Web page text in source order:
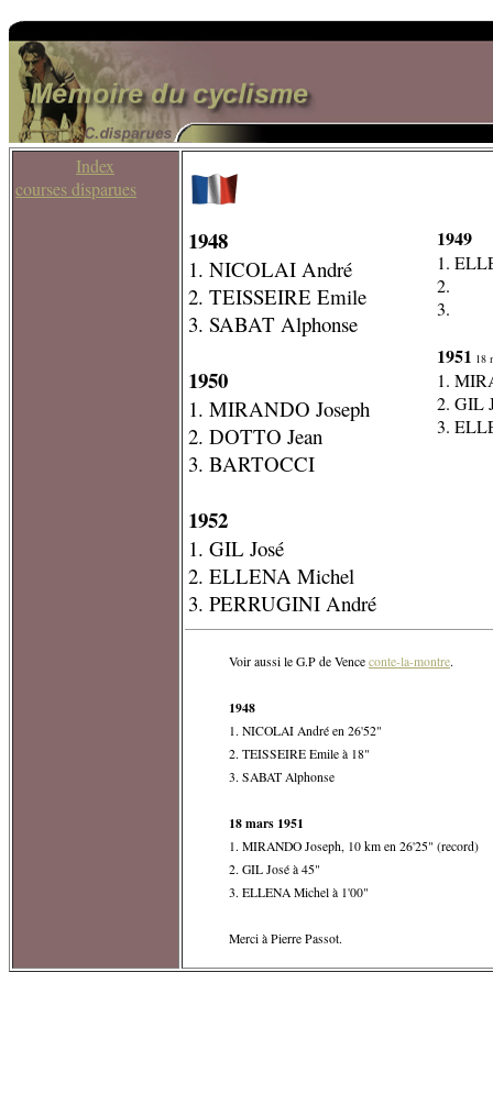
Index
courses disparues
1948
1. NICOLAI André
2. TEISSEIRE Emile
3. SABAT Alphonse
1950
1. MIRANDO Joseph
2. DOTTO Jean
3. BARTOCCI
1952
1. GIL José
2. ELLENA Michel
3. PERRUGINI André
1949
1.
2.
3.
1951 18
1.
2. GIL
3.
Voir aussi le G.P de Vence conte-la-montre.
1948
1. NICOLAI André en 26'52"
2. TEISSEIRE Emile à 18"
3. SABAT Alphonse
18 mars 1951
1. MIRANDO Joseph, 10 km en 26'25" (record)
2. GIL José à 45"
3. ELLENA Michel à 1'00"
Merci à Pierre Passot.